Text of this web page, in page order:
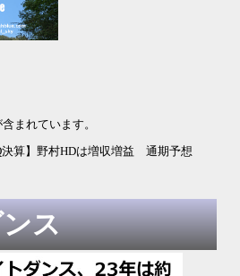
まれています。
決算】JX金属は増収増益 為替と銅価格頼
決算】武田薬品工業は増収減益 新薬に期待
決算】野村HDは増収増益 通期予想・配当
ス